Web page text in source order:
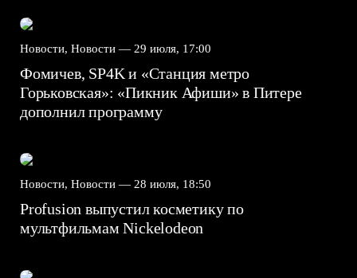
Новости, Новости — 29 июля, 17:00
Фомичев, SP4K и «Станция метро
Горьковская»: «Пикник Афиши» в Питере
дополнил программу
Новости, Новости — 28 июля, 18:50
Profusion выпустил косметику по
мультфильмам Nickelodeon